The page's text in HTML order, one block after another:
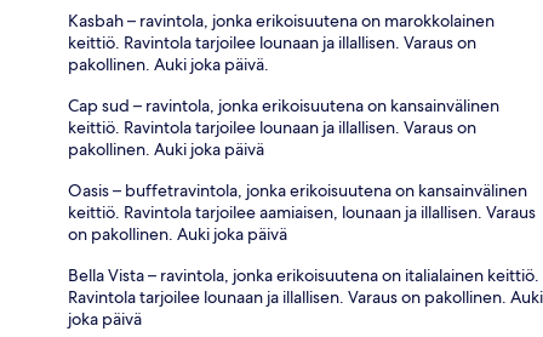
Kasbah – ravintola, jonka erikoisuutena on marokkolainen
keittiö. Ravintola tarjoilee lounaan ja illallisen. Varaus on
pakollinen. Auki joka päivä.
Cap sud – ravintola, jonka erikoisuutena on kansainvälinen
keittiö. Ravintola tarjoilee lounaan ja illallisen. Varaus on
pakollinen. Auki joka päivä
Oasis – buffetravintola, jonka erikoisuutena on kansainvälinen
keittiö. Ravintola tarjoilee aamiaisen, lounaan ja illallisen. Varaus
on pakollinen. Auki joka päivä
Bella Vista – ravintola, jonka erikoisuutena on italialainen keittiö.
Ravintola tarjoilee lounaan ja illallisen. Varaus on pakollinen. Auki
joka päivä